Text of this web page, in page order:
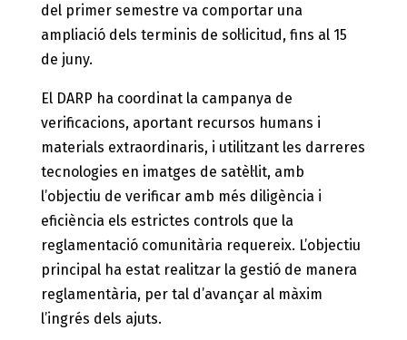
del primer semestre va comportar una
ampliació dels terminis de sol·licitud, fins al 15
de juny.
El DARP ha coordinat la campanya de
verificacions, aportant recursos humans i
materials extraordinaris, i utilitzant les darreres
tecnologies en imatges de satèl·lit, amb
l’objectiu de verificar amb més diligència i
eficiència els estrictes controls que la
reglamentació comunitària requereix. L’objectiu
principal ha estat realitzar la gestió de manera
reglamentària, per tal d’avançar al màxim
l’ingrés dels ajuts.